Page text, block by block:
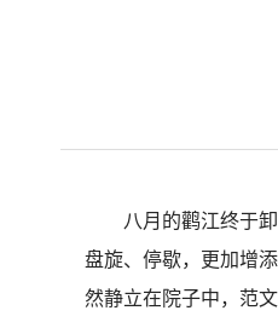
八月的鹳江终于卸
盘旋、停歇，更加增
然静立在院子中，范